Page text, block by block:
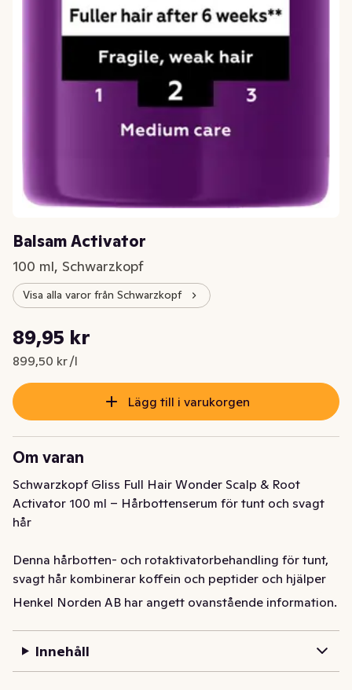
Balsam Activator
100 ml, Schwarzkopf
Visa alla varor från Schwarzkopf
Nuvarande pris är: 89,95 kr
89,95 kr
899,50 kr /l
Styckpris: 899,50 kr /l
Lägg till i varukorgen
Om varan
Schwarzkopf Gliss Full Hair Wonder Scalp & Root
Activator 100 ml – Hårbottenserum för tunt och svagt
hår
Denna hårbotten- och rotaktivatorbehandling för tunt,
svagt hår kombinerar koffein och peptider och hjälper
till att främja hårväxtfaktorer som leder till fylligare hår
Gliss Care-nivå: 2 – Medelvårdande, med välbalanserad
sammansättning av närande ingredienser.
Henkel Norden AB har angett ovanstående information.
Innehåll